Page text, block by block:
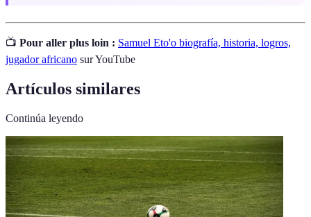
📺 Pour aller plus loin : Samuel Eto'o biografía, historia, logros,
jugador africano sur YouTube
Artículos similares
Continúa leyendo